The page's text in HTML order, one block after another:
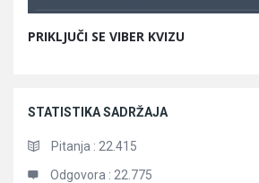
PRIKLJUČI SE VIBER KVIZU
STATISTIKA SADRŽAJA
Pitanja : 22.415
Odgovora : 22.775